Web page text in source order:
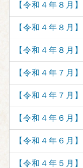
【令和４年８
【令和４年８
【令和４年８
【令和４年７
【令和４年７
【令和４年６
【令和４年６
【令和４年５